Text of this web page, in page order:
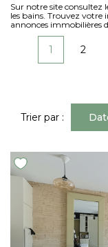
Sur notre site consultez
les bains. Trouvez votre
annonces immobilières
1 2
Trier par :